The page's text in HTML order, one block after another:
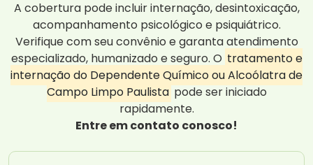
A cobertura pode incluir internação, desintoxicação,
acompanhamento psicológico e psiquiátrico.
Verifique com seu convênio e garanta atendimento
especializado, humanizado e seguro. O tratamento e
internação do Dependente Químico ou Alcoólatra de
Campo Limpo Paulista pode ser iniciado
rapidamente.
Entre em contato conosco!